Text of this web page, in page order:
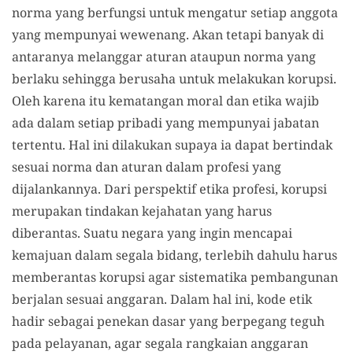
norma yang berfungsi untuk mengatur setiap anggota
yang mempunyai wewenang. Akan tetapi banyak di
antaranya melanggar aturan ataupun norma yang
berlaku sehingga berusaha untuk melakukan korupsi.
Oleh karena itu kematangan moral dan etika wajib
ada dalam setiap pribadi yang mempunyai jabatan
tertentu. Hal ini dilakukan supaya ia dapat bertindak
sesuai norma dan aturan dalam profesi yang
dijalankannya. Dari perspektif etika profesi, korupsi
merupakan tindakan kejahatan yang harus
diberantas. Suatu negara yang ingin mencapai
kemajuan dalam segala bidang, terlebih dahulu harus
memberantas korupsi agar sistematika pembangunan
berjalan sesuai anggaran. Dalam hal ini, kode etik
hadir sebagai penekan dasar yang berpegang teguh
pada pelayanan, agar segala rangkaian anggaran